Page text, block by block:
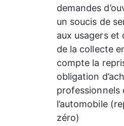
demandes
un soucis de
aux usagers et
de la collecte
compte la
obligation
professionnels
l’automobile
zéro)